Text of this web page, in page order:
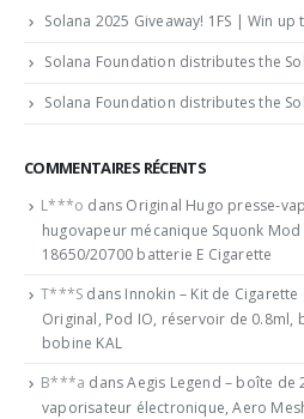
Solana 2025 Giveaway! 1FS | Win up
Solana Foundation distributes the
Solana Foundation distributes the
COMMENTAIRES RÉCENTS
L***o dans Original Hugo presse-
hugovapeur mécanique Squonk
18650/20700 batterie E Cigarette
T***S dans Innokin – Kit de
Original, Pod IO, réservoir de 0.8ml,
bobine KAL
B***a dansAegis Legend – boîte de
vaporisateur électronique, Aero